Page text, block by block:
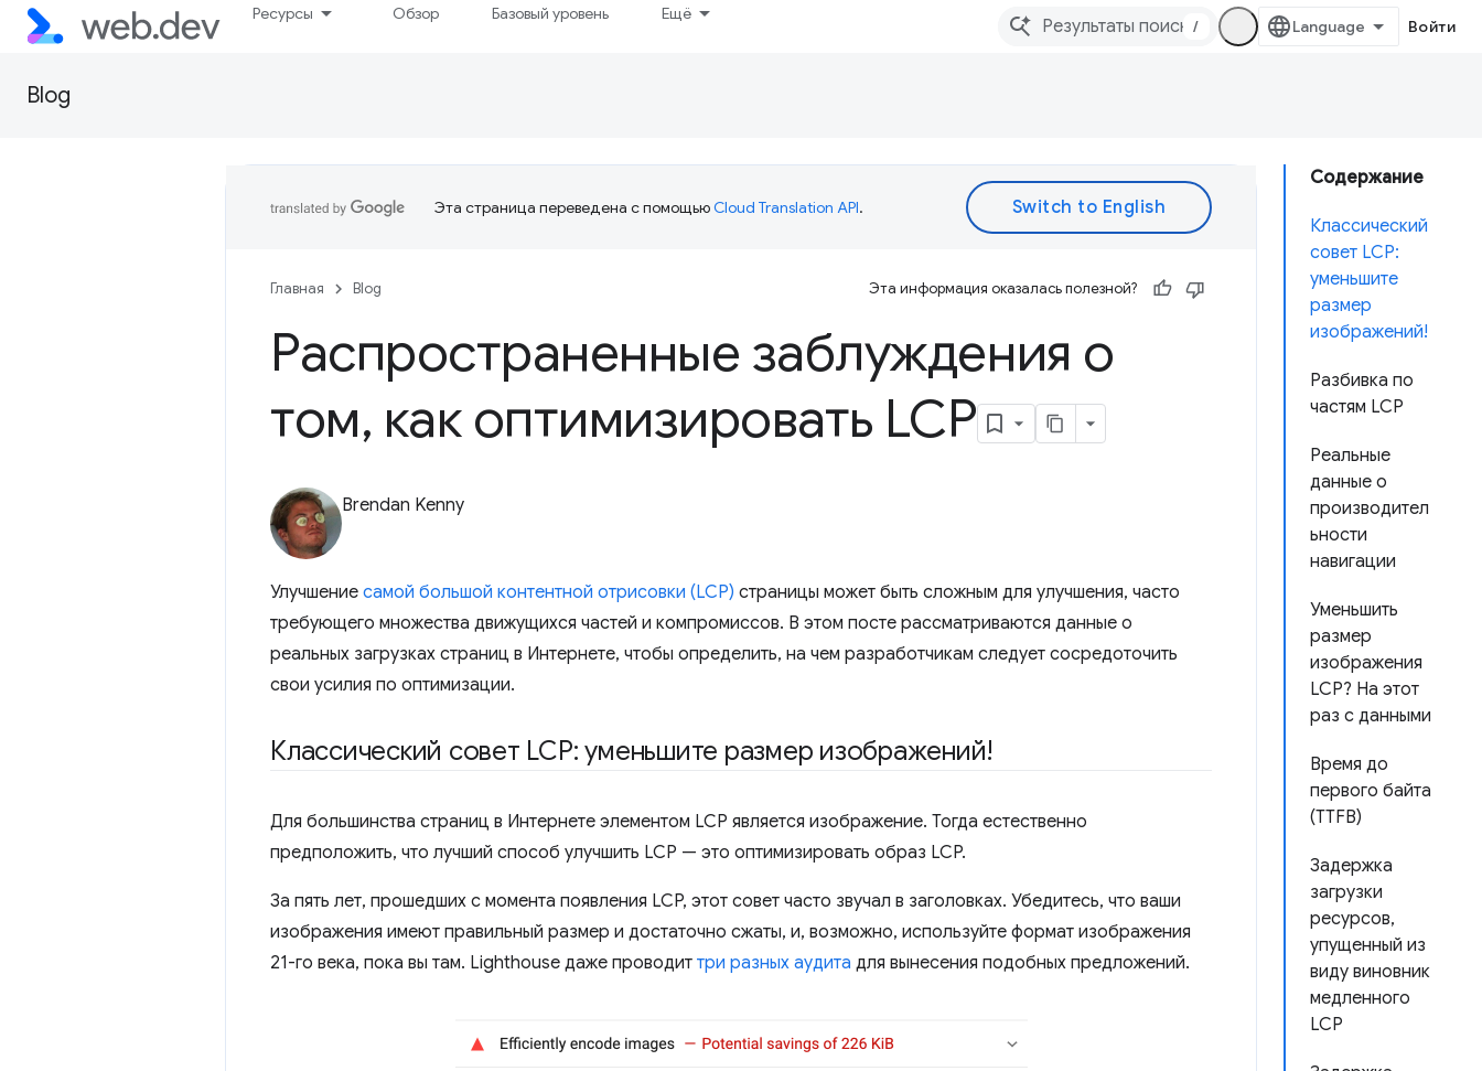
Ресурсы Обзор Базовый уровень Ещё
/ Войти
Blog
Содержание
Классический
совет LCP:
уменьшите
размер
изображений!
Разбивка по
частям LCP
Реальные
данные о
производител
ьности
навигации
Уменьшить
размер
изображения
LCP? На этот
раз с данными
Время до
первого байта
(TTFB)
Задержка
загрузки
ресурсов,
упущенный из
виду виновник
медленного
LCP
Эта страница переведена с помощьюCloud Translation API.
Главная Blog Эта информация оказалась полезной?
Распространенные заблуждения о
том, как оптимизировать LCP
Brendan Kenny
Улучшение самой большой контентной отрисовки (LCP) страницы может быть сложным для улучшения, часто
требующего множества движущихся частей и компромиссов. В этом посте рассматриваются данные о
реальных загрузках страниц в Интернете, чтобы определить, на чем разработчикам следует сосредоточить
свои усилия по оптимизации.
Классический совет LCP: уменьшите размер изображений!
Для большинства страниц в Интернете элементом LCP является изображение. Тогда естественно
предположить, что лучший способ улучшить LCP — это оптимизировать образ LCP.
За пять лет, прошедших с момента появления LCP, этот совет часто звучал в заголовках. Убедитесь, что ваши
изображения имеют правильный размер и достаточно сжаты, и, возможно, используйте формат изображения
21-го века, пока вы там. Lighthouse даже проводит три разных аудита для вынесения подобных предложений.